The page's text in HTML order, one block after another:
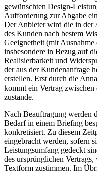
gewünschten Design-
Aufforderung zur Abgabe
Der Anbieter wird die in der
des Kunden nach bestem
Geeignetheit (mit
insbesondere in Bezug auf
Realisierbarkeit und
der aus der Kundenanfrage
erstellen. Erst durch die
kommt ein Vertrag
zustande.
Nach Beauftragung werden
Bedarf in einem Briefing
konkretisiert. Zu diesem
eingebracht werden, sofern
Leistungsumfang gedeckt
des ursprünglichen
Textform zustimmen. Im